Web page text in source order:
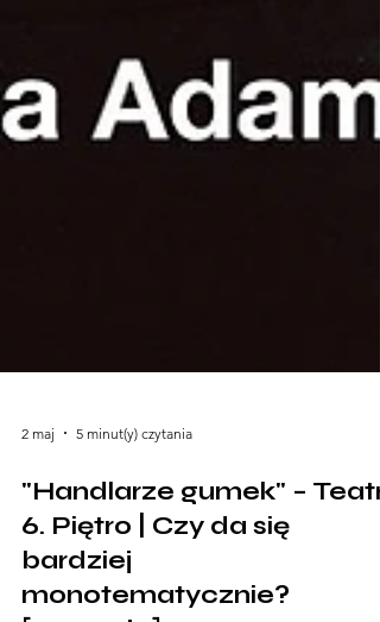
2 maj 5 minut(y) czytania
"Handlarze gumek" – Teatr